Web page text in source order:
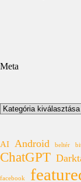
Meta
Kategóriák
AI Android beltér
ChatGPT
facebook